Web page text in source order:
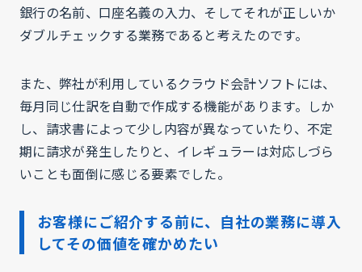
銀行の名前、口座名義の入力、そしてそれが正しいか
ダブルチェックする業務であると考えたのです。
また、弊社が利用しているクラウド会計ソフトには、
毎月同じ仕訳を自動で作成する機能があります。しか
し、請求書によって少し内容が異なっていたり、不定
期に請求が発生したりと、イレギュラーは対応しづら
いことも面倒に感じる要素でした。
お客様にご紹介する前に、自社の業務に導入
してその価値を確かめたい